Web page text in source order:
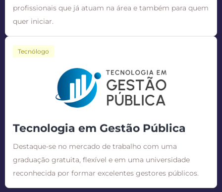
profissionais que já atuam na área e também para quem
quer iniciar.
Tecnólogo
Tecnologia em Gestão Pública
Destaque-se no mercado de trabalho com uma
graduação gratuita, flexível e em uma universidade
reconhecida por formar excelentes gestores públicos.